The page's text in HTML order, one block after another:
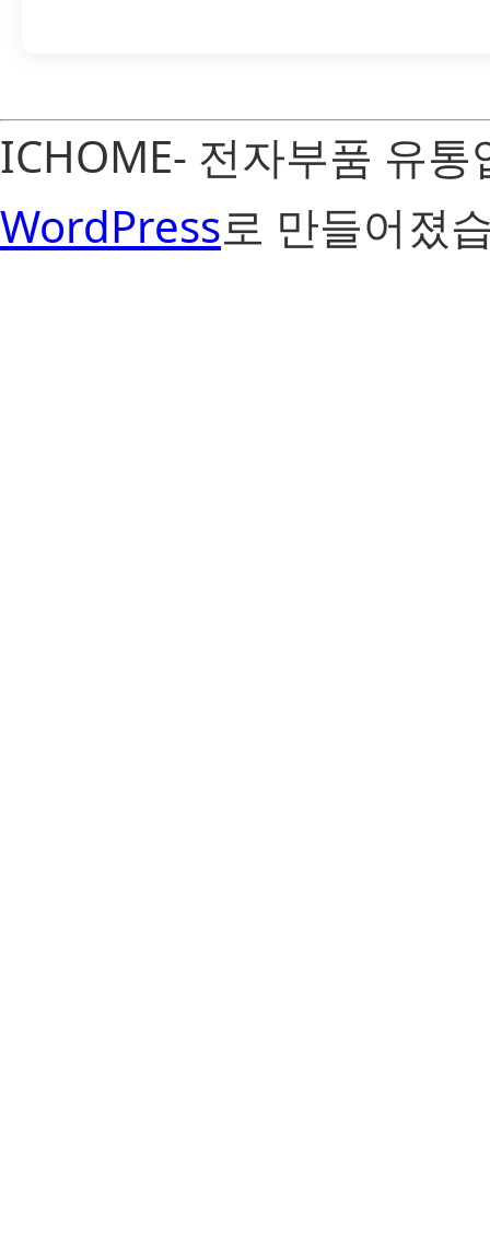
ICHOME- 전자부품 유
WordPress로 만들어졌